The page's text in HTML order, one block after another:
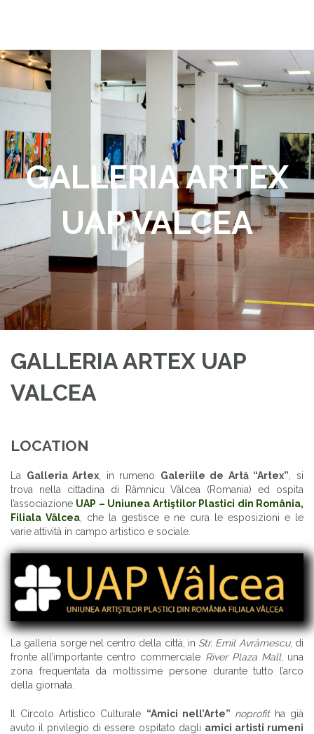
GALLERIA ARTEX
UAP VALCEA
GALLERIA ARTEX UAP
VALCEA
LOCATION
La Galleria Artex , in rumeno Galeriile de Artă “Artex” , si
trova nella cittadina di Râmnicu Vâlcea (Romania) ed ospita
l’associazione UAP – Uniunea Artiştilor Plastici din România,
Filiala Vâlcea, che la gestisce e ne cura le esposizioni e le
varie attività in campo artistico e sociale.
La galleria sorge nel centro della città, in Str. Emil Avrămescu, di
fronte all’importante centro commerciale River Plaza Mall, una
zona frequentata da moltissime persone durante tutto l’arco
della giornata.
Il Circolo Artistico Culturale “Amici nell’Arte” noprofitha già
avuto il privilegio di essere ospitato dagli amici artisti rumeni